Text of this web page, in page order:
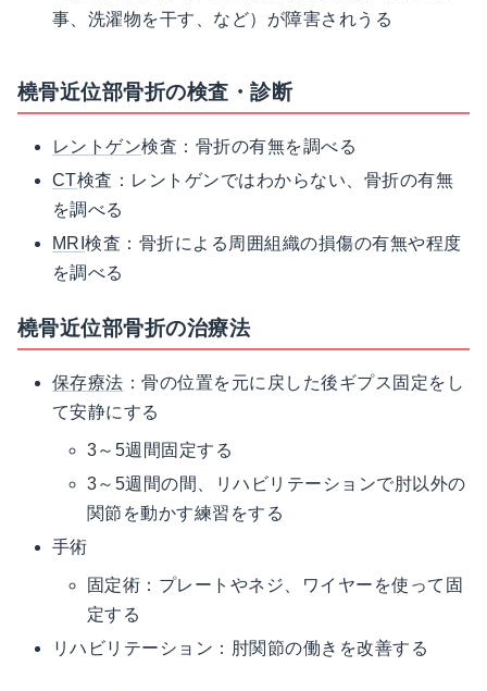
事、洗濯物を干す、など）が障害されうる
橈骨近位部骨折の検査・診断
レントゲン検査：骨折の有無を調べる
CT検査：レントゲンではわからない、骨折の有無
を調べる
MRI検査：骨折による周囲組織の損傷の有無や程度
を調べる
橈骨近位部骨折の治療法
保存療法 ：骨の位置を元に戻した後ギプス固定をし
て安静にする
3～5週間固定する
3～5週間の間、リハビリテーションで肘以外の
関節を動かす練習をする
手術
固定術：プレートやネジ、ワイヤーを使って固
定する
リハビリテーション：肘関節の働きを改善する